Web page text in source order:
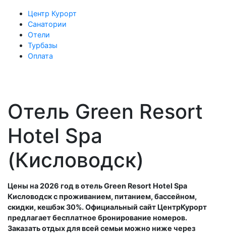
Центр Курорт
Санатории
Отели
Турбазы
Оплата
Отель Green Resort
Hotel Spa
(Кисловодск)
Цены на 2026 год в отель Green Resort Hotel Spa
Кисловодск с проживанием, питанием, бассейном,
скидки, кешбэк 30%. Официальный сайт ЦентрКурорт
предлагает бесплатное бронирование номеров.
Заказать отдых для всей семьи можно ниже через